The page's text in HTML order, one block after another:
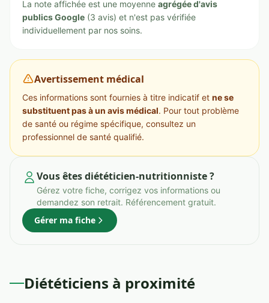
La note affichée est une moyenne agrégée d'avis
publics Google (3 avis) et n'est pas vérifiée
individuellement par nos soins.
Avertissement médical
Ces informations sont fournies à titre indicatif et ne se
substituent pas à un avis médical. Pour tout problème
de santé ou régime spécifique, consultez un
professionnel de santé qualifié.
Vous êtes diététicien-nutritionniste ?
Gérez votre fiche, corrigez vos informations ou
demandez son retrait. Référencement gratuit.
Gérer ma fiche
Diététiciens à proximité